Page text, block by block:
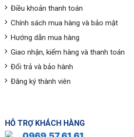
Điều khoản thanh toán
Chính sách mua hàng và bảo mật
Hướng dẫn mua hàng
Giao nhận, kiểm hàng và thanh toán
Đổi trả và bảo hành
Đăng ký thành viên
HỖ TRỢ KHÁCH HÀNG